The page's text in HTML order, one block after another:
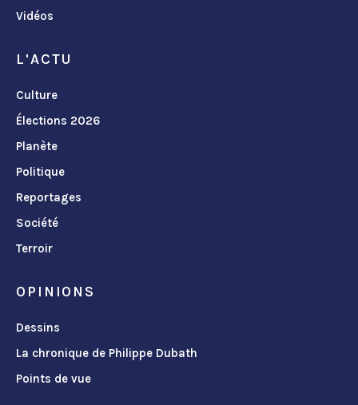
Vidéos
L'ACTU
Culture
Élections 2026
Planète
Politique
Reportages
Société
Terroir
OPINIONS
Dessins
La chronique de Philippe Dubath
Points de vue